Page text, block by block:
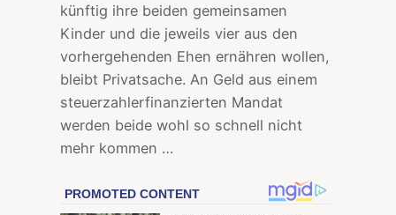
künftig ihre beiden gemeinsamen
Kinder und die jeweils vier aus den
vorhergehenden Ehen ernähren wollen,
bleibt Privatsache. An Geld aus einem
steuerzahlerfinanzierten Mandat
werden beide wohl so schnell nicht
mehr kommen …